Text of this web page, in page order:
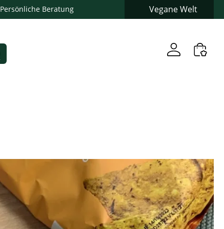
Persönliche Beratung Vegane Welt